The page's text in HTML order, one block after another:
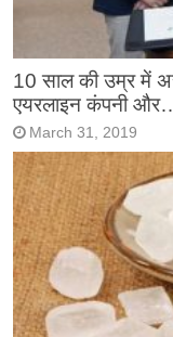
10 साल की उम्र में
एयरलाइन कंपनी
March 31, 2019